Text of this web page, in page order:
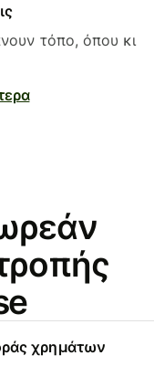
τόπο, όπου κι
χρημάτων